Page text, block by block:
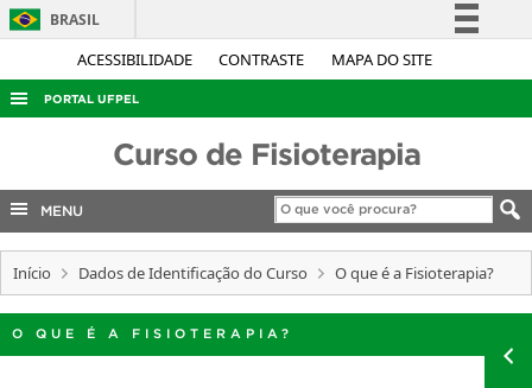
ACESSIBILIDADE CONTRASTE MAPA DO SITE
BRASIL
Simplifique!
Acesso à informação
Legislação
Canais
PORTAL UFPEL
COBALTO
INTERNACIONAL
Curso de Fisioterapia
MENU
Início Dados de Identificação do Curso O que é a Fisioterapia?
O QUE É A FISIOTERAPIA?